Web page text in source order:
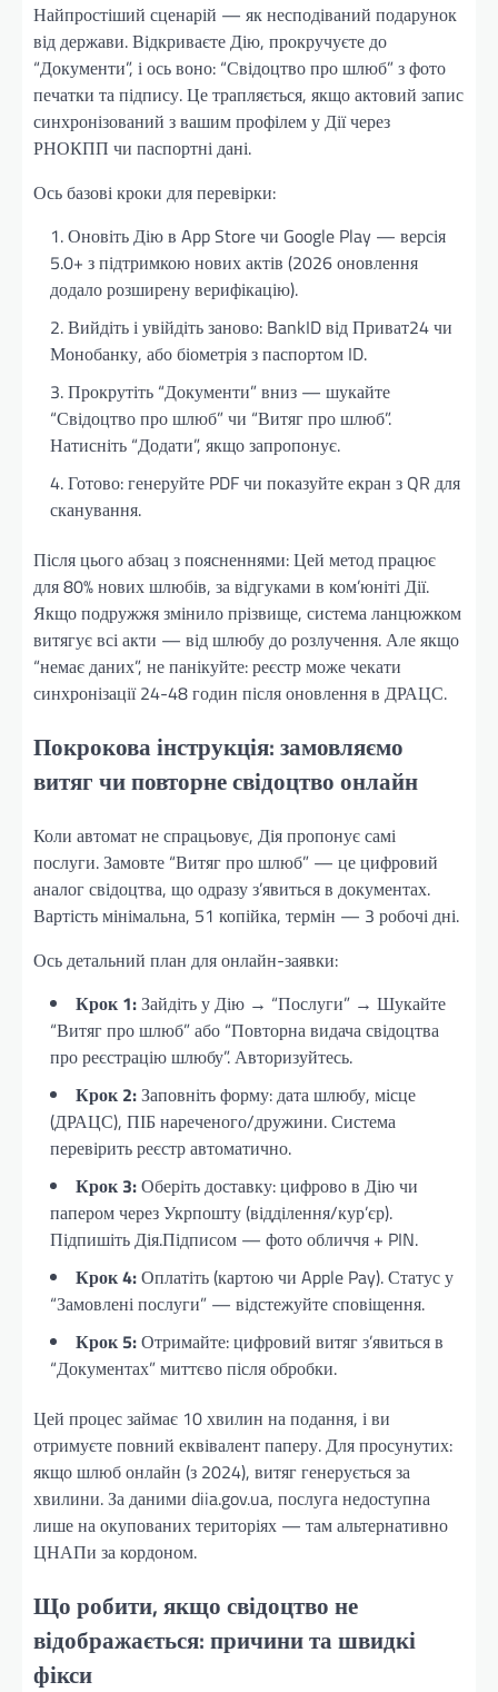
Найпростіший сценарій — як несподіваний подарунок
від держави. Відкриваєте Дію, прокручуєте до
“Документи”, і ось воно: “Свідоцтво про шлюб” з фото
печатки та підпису. Це трапляється, якщо актовий запис
синхронізований з вашим профілем у Дії через
РНОКПП чи паспортні дані.
Ось базові кроки для перевірки:
Оновіть Дію в App Store чи Google Play — версія
5.0+ з підтримкою нових актів (2026 оновлення
додало розширену верифікацію).
Вийдіть і увійдіть заново: BankID від Приват24 чи
Монобанку, або біометрія з паспортом ID.
Прокрутіть “Документи” вниз — шукайте
“Свідоцтво про шлюб” чи “Витяг про шлюб”.
Натисніть “Додати”, якщо запропонує.
Готово: генеруйте PDF чи показуйте екран з QR для
сканування.
Після цього абзац з поясненнями: Цей метод працює
для 80% нових шлюбів, за відгуками в ком’юніті Дії.
Якщо подружжя змінило прізвище, система ланцюжком
витягує всі акти — від шлюбу до розлучення. Але якщо
“немає даних”, не панікуйте: реєстр може чекати
синхронізації 24-48 годин після оновлення в ДРАЦС.
Покрокова інструкція: замовляємо
витяг чи повторне свідоцтво онлайн
Коли автомат не спрацьовує, Дія пропонує самі
послуги. Замовте “Витяг про шлюб” — це цифровий
аналог свідоцтва, що одразу з’явиться в документах.
Вартість мінімальна, 51 копійка, термін — 3 робочі дні.
Ось детальний план для онлайн-заявки:
Крок 1:Зайдіть у Дію → “Послуги” → Шукайте
“Витяг про шлюб” або “Повторна видача свідоцтва
про реєстрацію шлюбу”. Авторизуйтесь.
Крок 2:Заповніть форму: дата шлюбу, місце
(ДРАЦС), ПІБ нареченого/дружини. Система
перевірить реєстр автоматично.
Крок 3:Оберіть доставку: цифрово в Дію чи
папером через Укрпошту (відділення/кур’єр).
Підпишіть Дія.Підписом — фото обличчя + PIN.
Крок 4:Оплатіть (картою чи Apple Pay). Статус у
“Замовлені послуги” — відстежуйте сповіщення.
Крок 5:Отримайте: цифровий витяг з’явиться в
“Документах” миттєво після обробки.
Цей процес займає 10 хвилин на подання, і ви
отримуєте повний еквівалент паперу. Для просунутих:
якщо шлюб онлайн (з 2024), витяг генерується за
хвилини. За даними diia.gov.ua, послуга недоступна
лише на окупованих територіях — там альтернативно
ЦНАПи за кордоном.
Що робити, якщо свідоцтво не
відображається: причини та швидкі
фікси